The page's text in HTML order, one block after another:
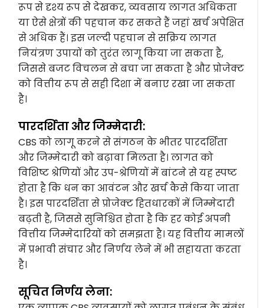
रूप से दृश्य रूप से देखकर, व्यवसाय लागत अधिकता
या ऐसे क्षेत्रों की पहचान कर सकते हैं जहां खर्च अपेक्षित
से अधिक हैं। इस जल्दी पहचान से सक्रिय लागत
नियंत्रण उपायों को तुरंत लागू किया जा सकता है,
जिससे बजट विचलन से बचा जा सकता है और प्रोजेक्ट
को वित्तीय रूप से सही दिशा में बनाए रखा जा सकता
है।
पारदर्शिता और जिम्मेदारी:
CBS को लागू करने से संगठन के भीतर पारदर्शिता
और जिम्मेदारी को बढ़ावा मिलता है। लागत को
विशिष्ट श्रेणियों और उप-श्रेणियों में बांटने से यह स्पष्ट
होता है कि धन का आवंटन और खर्च कैसे किया जाता
है। इस पारदर्शिता से प्रोजेक्ट हितधारकों में जिम्मेदारी
बढ़ती है, जिससे सुनिश्चित होता है कि हर कोई अपनी
वित्तीय जिम्मेदारियों को समझता है। यह वित्तीय मामलों
में प्रभावी संचार और निर्णय लेने में भी सहायता करता
है।
सूचित निर्णय लेना: